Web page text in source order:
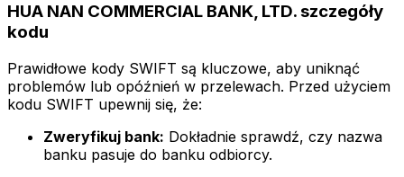
HUA NAN COMMERCIAL BANK, LTD. szczegóły
kodu
Prawidłowe kody SWIFT są kluczowe, aby uniknąć
problemów lub opóźnień w przelewach. Przed użyciem
kodu SWIFT upewnij się, że:
Zweryfikuj bank: Dokładnie sprawdź, czy nazwa
banku pasuje do banku odbiorcy.